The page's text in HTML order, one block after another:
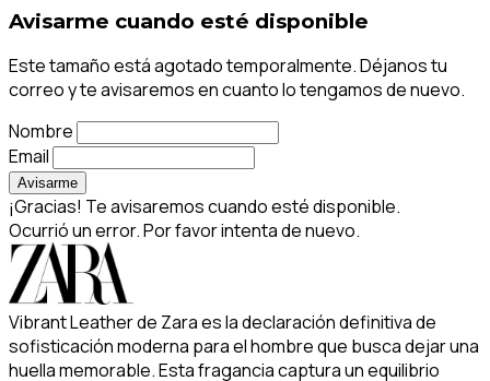
Avisarme cuando esté disponible
Este tamaño está agotado temporalmente. Déjanos tu
correo y te avisaremos en cuanto lo tengamos de nuevo.
Nombre
Email
Avisarme
¡Gracias! Te avisaremos cuando esté disponible.
Ocurrió un error. Por favor intenta de nuevo.
Vibrant Leather de Zara es la declaración definitiva de
sofisticación moderna para el hombre que busca dejar una
huella memorable. Esta fragancia captura un equilibrio